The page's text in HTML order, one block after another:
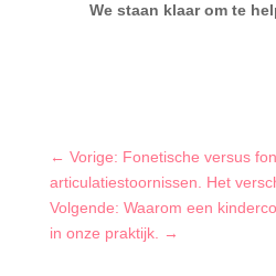
We staan klaar om te
← Vorige: Fonetische versus
articulatiestoornissen. Het
Volgende: Waarom een
in onze praktijk.
→